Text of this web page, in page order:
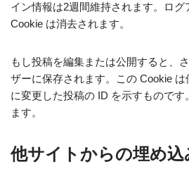
イン情報は2週間維持されます。ロ
Cookie は消去されます。
もし投稿を編集または公開すると、
ザーに保存されます。この Cookie
に変更した投稿の ID を示すもので
ます。
他サイトからの埋め